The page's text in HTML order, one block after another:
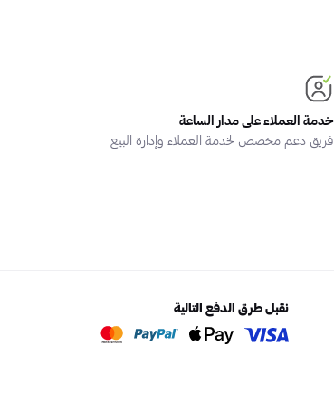
خدمة العملاء على مدار الساعة
فريق دعم مخصص لخدمة العملاء وإدارة البيع
نقبل طرق الدفع التالية